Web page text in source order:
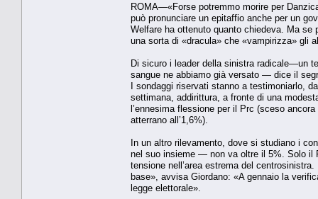
ROMA—«Forse potremmo morire per
può pronunciare un epitaffio anche per un
Welfare ha ottenuto quanto chiedeva. Ma
una sorta di «dracula» che «vampirizza» gli
Di sicuro i leader della sinistra radicale—un
sangue ne abbiamo già versato — dice il
I sondaggi riservati stanno a testimoniarlo,
settimana, addirittura, a fronte di una
l’ennesima flessione per il Prc (sceso
atterrano all’1,6%).
In un altro rilevamento, dove si studiano i
nel suo insieme — non va oltre il 5%. Solo il
tensione nell’area estrema del
base», avvisa Giordano: «A gennaio la
legge elettorale».